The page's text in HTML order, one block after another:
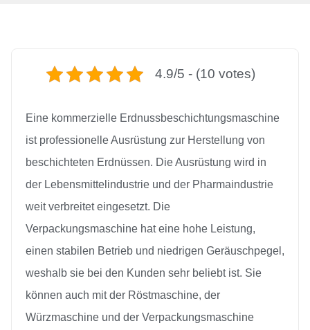
4.9/5 - (10 votes)
Eine kommerzielle Erdnussbeschichtungsmaschine
ist professionelle Ausrüstung zur Herstellung von
beschichteten Erdnüssen. Die Ausrüstung wird in
der Lebensmittelindustrie und der Pharmaindustrie
weit verbreitet eingesetzt. Die
Verpackungsmaschine hat eine hohe Leistung,
einen stabilen Betrieb und niedrigen Geräuschpegel,
weshalb sie bei den Kunden sehr beliebt ist. Sie
können auch mit der Röstmaschine, der
Würzmaschine und der Verpackungsmaschine